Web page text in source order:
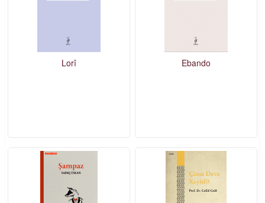
Lorî Ebando